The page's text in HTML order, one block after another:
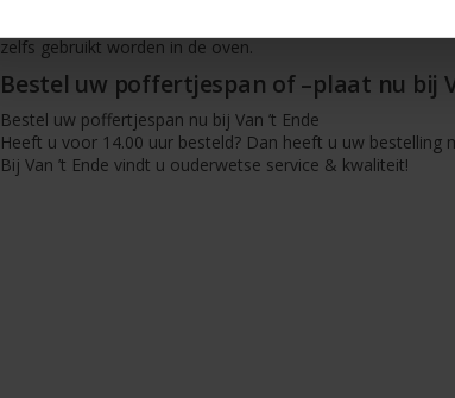
professionele gietijzeren model is geschikt voor iedere
zelfs gebruikt worden in de oven.
Bestel uw poffertjespan of –plaat nu bij
Bestel uw poffertjespan nu bij Van ’t Ende
Heeft u voor 14.00 uur besteld? Dan heeft u uw bestelling
Bij Van ’t Ende vindt u ouderwetse service & kwaliteit!